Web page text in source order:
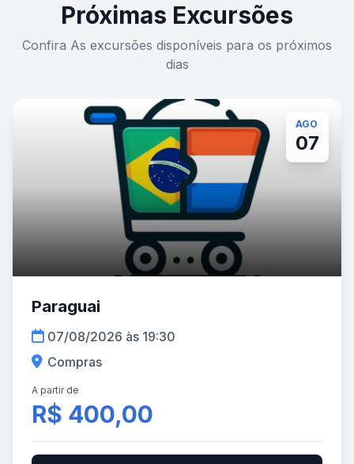
Próximas Excursões
Confira As excursões disponíveis para os próximos
dias
AGO
07
Paraguai
07/08/2026 às 19:30
Compras
A partir de
R$ 400,00